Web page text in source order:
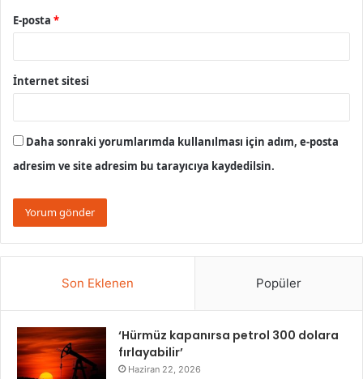
E-posta *
İnternet sitesi
Daha sonraki yorumlarımda kullanılması için adım, e-posta
adresim ve site adresim bu tarayıcıya kaydedilsin.
Son Eklenen Popüler
‘Hürmüz kapanırsa petrol 300 dolara
fırlayabilir’
Haziran 22, 2026